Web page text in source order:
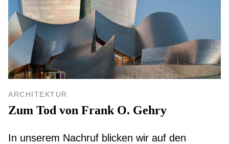
ARCHITEKTUR
Zum Tod von Frank O. Gehry
In unserem Nachruf blicken wir auf den